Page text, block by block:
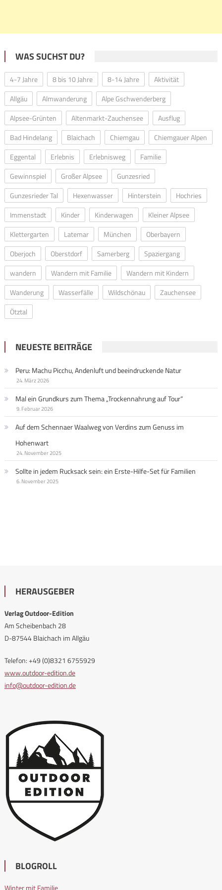
WAS SUCHST DU?
4-7 Jahre 8 bis 10 Jahre 8-14 Jahre
Aktivität
Allgäu
Almwanderung
Alpe Gschwenderberg
Alpsee-Grünten
Altenmarkt-Zauchensee
Ausflug
Bad Hindelang
Blaichach Chiemgau
Chiemgauer Alpen
Eggental
Erlebnis Erlebnisweg
Familie
Gewinnspiel
Großer Alpsee
Gunzesried
Gunzesrieder Tal
Hexenwasser Hinterstein
Hochries
Immenstadt
Kinder Kinderwagen
Kleiner Alpsee
Klettergarten
Latemar München
Oberbayern
Oberjoch
Oberstdorf Samerberg
Spaziergang
wandern
Wandern mit Familie
Wandern mit Kindern
Wanderung
Wasserfälle Wildschönau
Zauchensee
Ötztal
NEUESTE BEITRÄGE
Peru: Machu Picchu, Andenluft und beeindruckende Natur
24. März 2026
Mal ein Grundkurs zum Thema „Trockennahrung auf Tour“
9. Februar 2026
Auf dem Schennaer Waalweg von Verdins zum Genuss im
Hohenwart
24. November 2025
Sollte in jedem Rucksack sein: ein Erste-Hilfe-Set für Familien
6. November 2025
HERAUSGEBER
Verlag Outdoor-Edition
Am Scheibenbach 28
D-87544 Blaichach im Allgäu
Telefon: +49 (0)8321 6755929
www.outdoor-edition.de
info@outdoor-edition.de
BLOGROLL
Winter mit Familie